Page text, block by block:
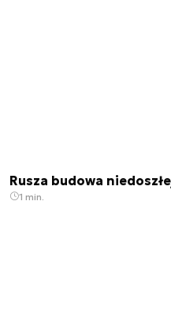
Rusza budowa
1 min.